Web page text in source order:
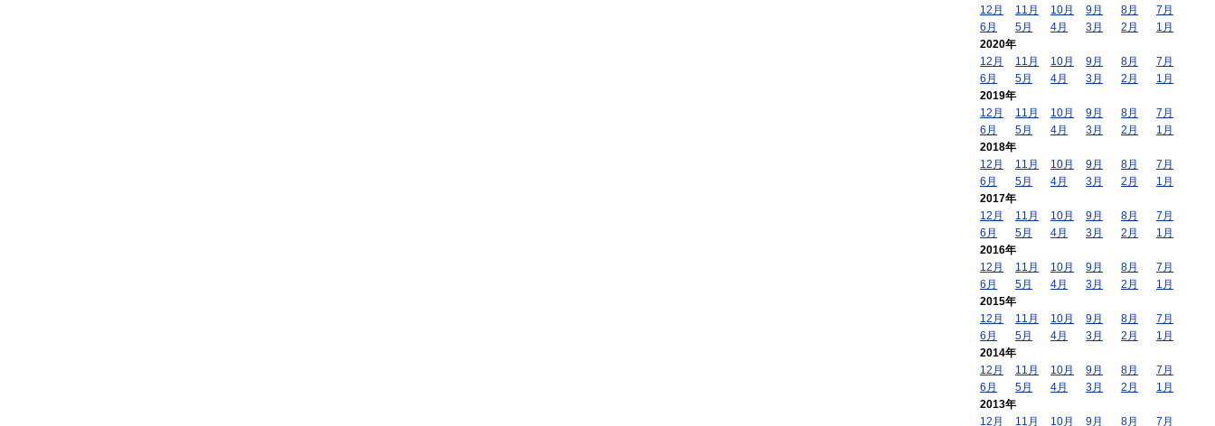
12月
11月 10月 9月 8月
7月
6月
5月 4月 3月 2月
1月
2020年
12月
11月 10月 9月 8月
7月
6月
5月 4月 3月 2月
1月
2019年
12月
11月 10月 9月 8月
7月
6月
5月 4月 3月 2月
1月
2018年
12月
11月 10月 9月 8月
7月
6月
5月 4月 3月 2月
1月
2017年
12月
11月 10月 9月 8月
7月
6月
5月 4月 3月 2月
1月
2016年
12月
11月 10月 9月 8月
7月
6月
5月 4月 3月 2月
1月
2015年
12月
11月 10月 9月 8月
7月
6月
5月 4月 3月 2月
1月
2014年
12月
11月 10月 9月 8月
7月
6月
5月 4月 3月 2月
1月
2013年
12月
11月 10月 9月 8月 7月